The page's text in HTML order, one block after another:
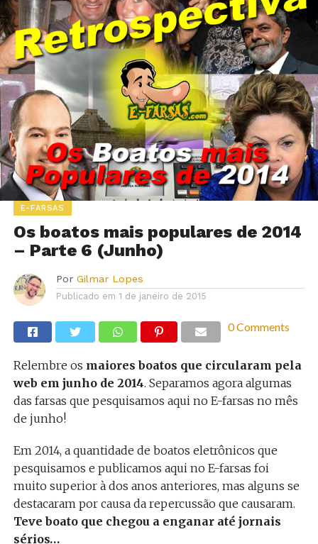
E-FARSAS
Os boatos mais populares de 2014
– Parte 6 (Junho)
Por Gilmar Lopes
Publicado em 1 de janeiro de 2015
0 Comments
Relembre os maiores boatos que circularam pela
web em junho de 2014. Separamos agora algumas
das farsas que pesquisamos aqui no E-farsas no mês
de junho!
Em 2014, a quantidade de boatos eletrônicos que
pesquisamos e publicamos aqui no E-farsas foi
muito superior à dos anos anteriores, mas alguns se
destacaram por causa da repercussão que causaram.
Teve boato que chegou a enganar até jornais
sérios…